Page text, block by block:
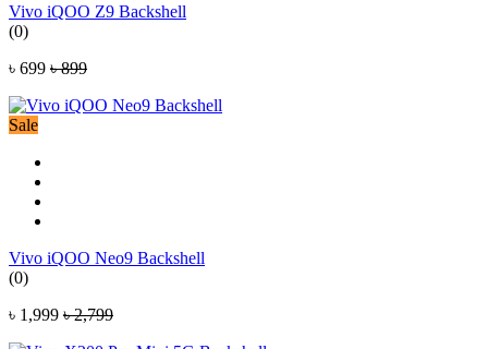
Vivo iQOO Z9 Backshell
(0)
৳ 699 ৳ 899
Sale
Vivo iQOO Neo9 Backshell
(0)
৳ 1,999 ৳ 2,799